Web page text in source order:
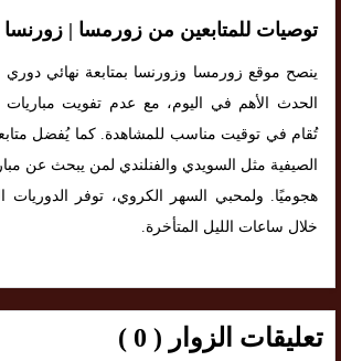
توصيات للمتابعين من زورمسا | زورنسا
ينصح موقع زورمسا وزورنسا بمتابعة نهائي دوري
الحدث الأهم في اليوم، مع عدم تفويت مباريات
تُقام في توقيت مناسب للمشاهدة. كما يُفضل متابعة
الصيفية مثل السويدي والفنلندي لمن يبحث عن
هجوميًا. ولمحبي السهر الكروي، توفر الدوريات
خلال ساعات الليل المتأخرة.
تعليقات الزوار ( 0 )